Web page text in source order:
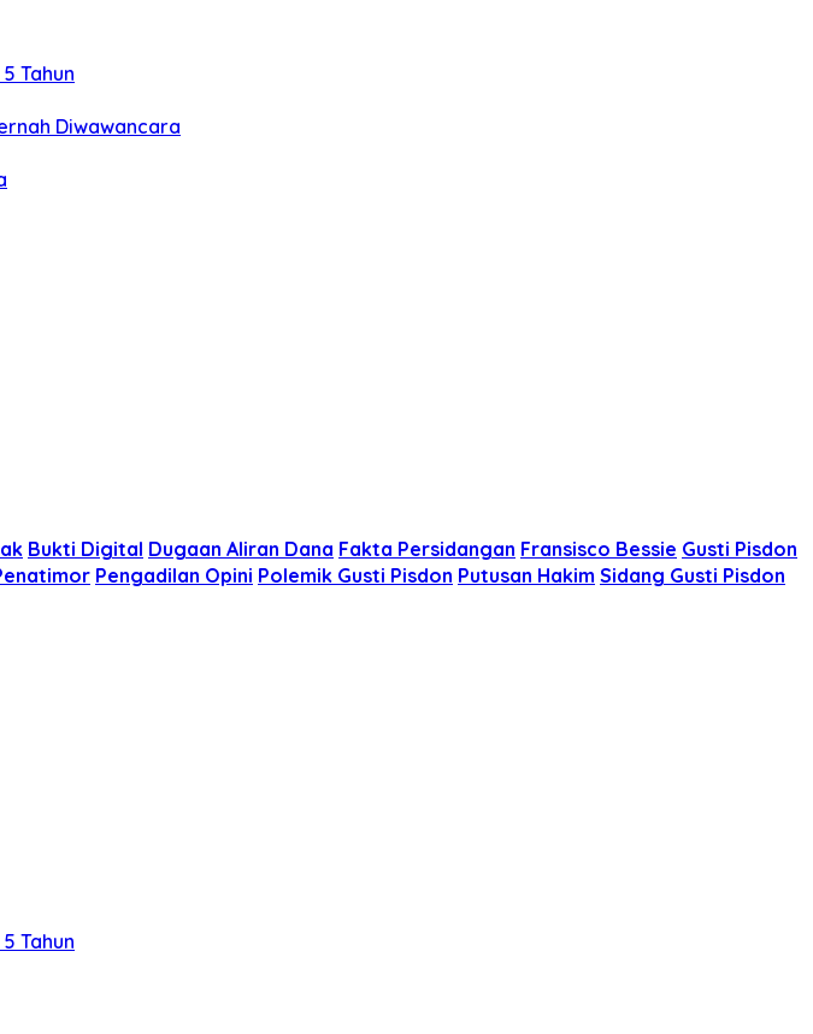
Tahun
Diwawancara
Bukti Digital Dugaan Aliran Dana Fakta Persidangan Fransisco Bessie Gusti Pisdon
Pengadilan Opini Polemik Gusti Pisdon Putusan Hakim Sidang Gusti Pisdon
Tahun